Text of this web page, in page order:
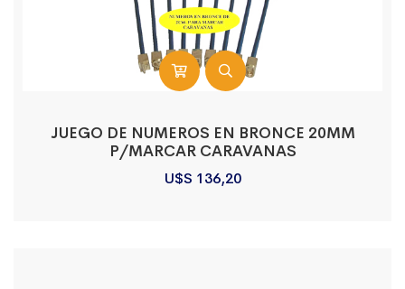
JUEGO DE NUMEROS EN BRONCE 20MM
P/MARCAR CARAVANAS
U$S 136,20